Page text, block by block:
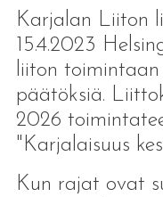
Karjalan Liiton
15.4.2023
liiton
päätöksiä.
2026
"Karjalaisuus
Kun rajat ovat